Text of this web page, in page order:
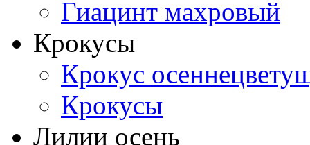
Гиацинт махровый
Крокусы
Крокус
Крокусы
Лилии осень